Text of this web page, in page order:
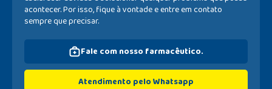
acontecer. Por isso, fique à vontade e entre em contato
sempre que precisar.
Fale com nosso farmacêutico.
Atendimento pelo Whatsapp